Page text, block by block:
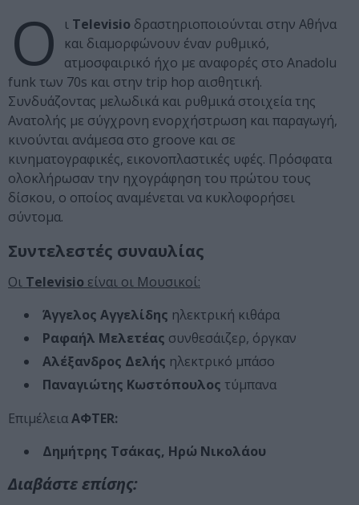
Ο ι Televisio δραστηριοποιούνται στην Αθήνα
και διαμορφώνουν έναν ρυθμικό,
ατμοσφαιρικό ήχο με αναφορές στο Anadolu
funk των 70s και στην trip hop αισθητική.
Συνδυάζοντας μελωδικά και ρυθμικά στοιχεία της
Ανατολής με σύγχρονη ενορχήστρωση και παραγωγή,
κινούνται ανάμεσα στο groove και σε
κινηματογραφικές, εικονοπλαστικές υφές. Πρόσφατα
ολοκλήρωσαν την ηχογράφηση του πρώτου τους
δίσκου, ο οποίος αναμένεται να κυκλοφορήσει
σύντομα.
Συντελεστές συναυλίας
Οι Televisio είναι οι Μουσικοί:
Άγγελος Αγγελίδης ηλεκτρική κιθάρα
Ραφαήλ Μελετέας συνθεσάιζερ, όργκαν
Αλέξανδρος Δελής ηλεκτρικό μπάσο
Παναγιώτης Κωστόπουλος τύμπανα
ΕπιμέλειαAΦTER:
Δημήτρης Τσάκας, Ηρώ Νικολάου
Διαβάστε επίσης: